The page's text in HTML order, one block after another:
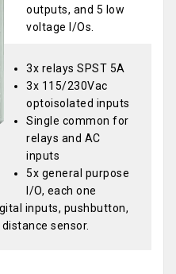
outputs, and 5 low
voltage I/Os.
3x relays SPST 5A
3x 115/230Vac
optoisolated inputs
Single common for
relays and AC
inputs
5x general purpose
I/O, each one
inputs, pushbutton,
sensor.